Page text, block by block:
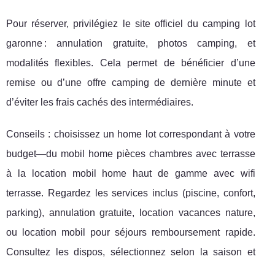
Pour réserver, privilégiez le site officiel du camping lot
garonne : annulation gratuite, photos camping, et
modalités flexibles. Cela permet de bénéficier d’une
remise ou d’une offre camping de dernière minute et
d’éviter les frais cachés des intermédiaires.
Conseils : choisissez un home lot correspondant à votre
budget—du mobil home pièces chambres avec terrasse
à la location mobil home haut de gamme avec wifi
terrasse. Regardez les services inclus (piscine, confort,
parking), annulation gratuite, location vacances nature,
ou location mobil pour séjours remboursement rapide.
Consultez les dispos, sélectionnez selon la saison et